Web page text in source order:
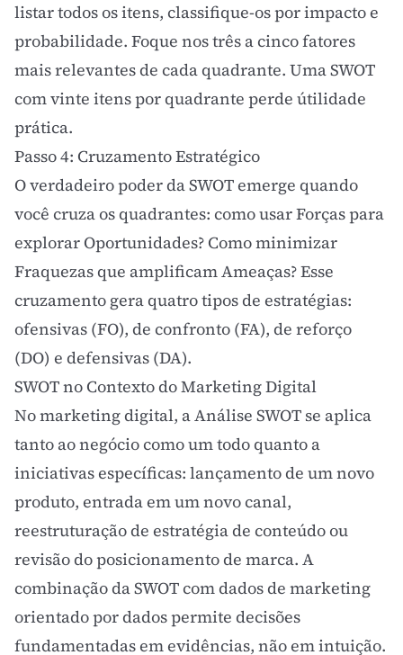
listar todos os itens, classifique-os por impacto e
probabilidade. Foque nos três a cinco fatores
mais relevantes de cada quadrante. Uma SWOT
com vinte itens por quadrante perde útilidade
prática.
Passo 4: Cruzamento Estratégico
O verdadeiro poder da SWOT emerge quando
você cruza os quadrantes: como usar Forças para
explorar Oportunidades? Como minimizar
Fraquezas que amplificam Ameaças? Esse
cruzamento gera quatro tipos de estratégias:
ofensivas (FO), de confronto (FA), de reforço
(DO) e defensivas (DA).
SWOT no Contexto do Marketing Digital
Nomarketing digital, a Análise SWOT se aplica
tanto ao negócio como um todo quanto a
iniciativas específicas: lançamento de um novo
produto, entrada em um novo canal,
reestruturação de estratégia de conteúdoou
revisão do posicionamento de marca. A
combinação da SWOT com dados de marketing
orientado por dadospermite decisões
fundamentadas em evidências, não em intuição.